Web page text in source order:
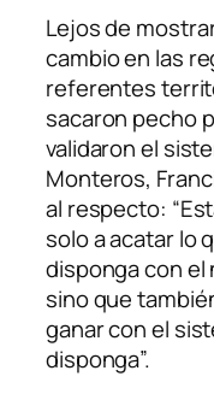
Lejos de
cambio en las
referentes
sacaron pecho
validaron el
Monteros,
al respecto:
solo a acatar lo
disponga con el
sino que
ganar con el
disponga”.